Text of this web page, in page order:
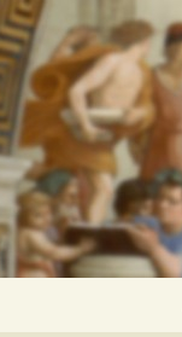
Aller
au
contenu